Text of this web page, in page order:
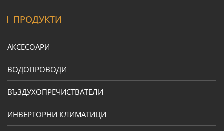
ПРОДУКТИ
АКСЕСОАРИ
ВОДОПРОВОДИ
ВЪЗДУХОПРЕЧИСТВАТЕЛИ
ИНВЕРТОРНИ КЛИМАТИЦИ